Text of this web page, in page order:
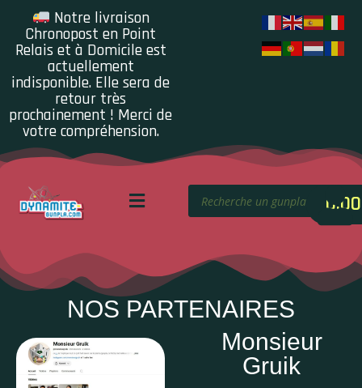
Notre livraison
Chronopost en Point
Relais et à Domicile est
actuellement
indisponible. Elle sera de
retour très
prochainement ! Merci de
votre compréhension.
0.00
NOS PARTENAIRES
Monsieur
Gruik